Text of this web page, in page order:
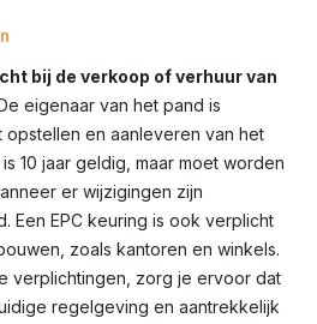
bij de verkoop of verhuur van
eigenaar van het pand is
en aanleveren van het
is 10 jaar geldig, maar moet worden
er wijzigingen zijn
Een EPC keuring is ook verplicht
zoals kantoren en winkels.
verplichtingen, zorg je ervoor dat
regelgeving en aantrekkelijk